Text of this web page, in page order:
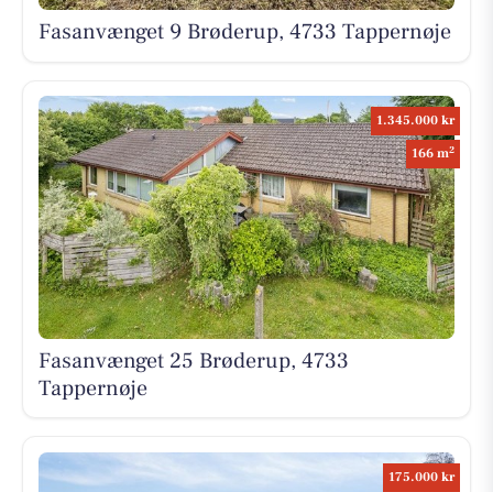
Fasanvænget 9 Brøderup, 4733 Tappernøje
1.345.000 kr
166 m2
Fasanvænget 25 Brøderup, 4733
Tappernøje
175.000 kr